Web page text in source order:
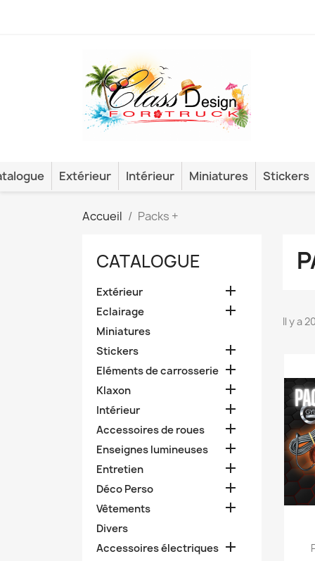
Extérieur Intérieur Miniatures Stickers
Accueil Packs +
CATALOGUE
Extérieur 
Eclairage 
Miniatures
Stickers

Eléments de carrosserie 
Klaxon 
Intérieur 
Accessoires de roues 
Enseignes lumineuses 
Entretien 
Déco Perso 
Vêtements 
Divers
Accessoires électriques 
Il y a